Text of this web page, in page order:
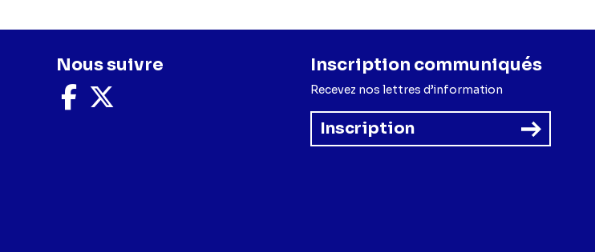
Nous suivre
Nous
suivre
Inscription communiqués
Recevez nos lettres d’information
Inscription